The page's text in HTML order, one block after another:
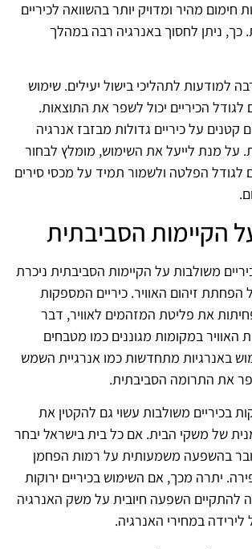
חימום מהיר ומדויק יותר בהשוואה לכיריים
כך, ניתן לחסוך באנרגיה רבה במהלך
למודעות לתהליכי בישול יעילים. שימוש
הכיריים יכול לשפר את התוצאות.
קטנים על כיריים גדולות מבזבז אנרגיה
על מנת לייעל את השימוש, מומלץ לבחור
לגודל הפלטה ולשמור תמיד על מכסי סירים
הקיימות הסביבתית
משולבות על הקיימות הסביבתית ניכרת
הפחתת זיהום האוויר. כיריים המספקות
את פליטת המזהמים לאוויר, דבר
האוויר במקומות מגוננים כמו מטבחים
באנרגיות מתחדשות כמו אנרגיית השמש
את התרומה הסביבתית.
בכיריים משולבות עשוי גם להקטין את
של משקי הבית. אם כל בית בישראל יבחר
בהשפעה משמעותית על רמות הפחמן
יתרה מכך, אם השימוש בכיריים ירוקות
להתקיים השפעה חיובית על משק האנרגיה
לירידה במחירי האנרגיה.